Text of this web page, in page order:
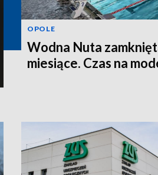
OPOLE
Wodna Nuta
miesiące. Czas na